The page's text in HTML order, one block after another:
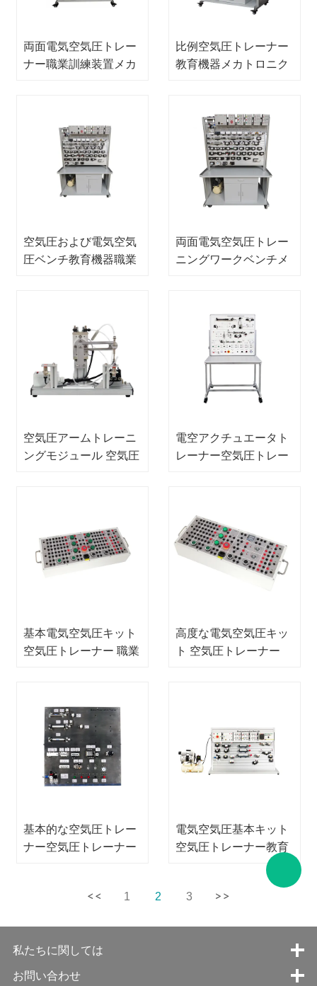
両面電気空気圧トレー
ナー職業訓練装置メカ
比例空気圧トレーナー
教育機器メカトロニク
空気圧および電気空気
圧ベンチ教育機器職業
両面電気空気圧トレー
ニングワークベンチメ
空気圧アームトレーニ
ングモジュール 空気圧
電空アクチュエータト
レーナー空気圧トレー
基本電気空気圧キット
空気圧トレーナー 職業
高度な電気空気圧キッ
ト 空気圧トレーナー
基本的な空気圧トレー
ナー空気圧トレーナー
電気空気圧基本キット
空気圧トレーナー教育
1 2 3
私たちに関しては
お問い合わせ